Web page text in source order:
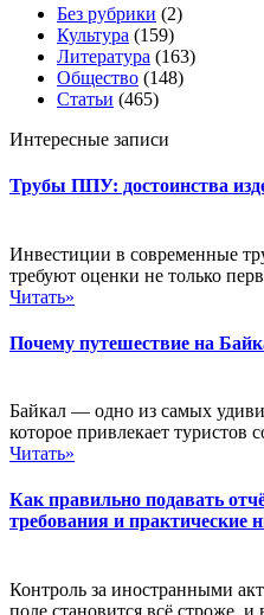
Без рубрики (2)
Культура (159)
Литература (163)
Общество (148)
Статьи (465)
Интересные записи
Трубы ППУ: достоинства
Инвестиции в современные
требуют оценки не только
Читать»
Почему путешествие на
Байкал — одно из самых
которое привлекает туристов
Читать»
Как правильно подавать
требования и практические
Контроль за иностранными
поле становится всё строже, и